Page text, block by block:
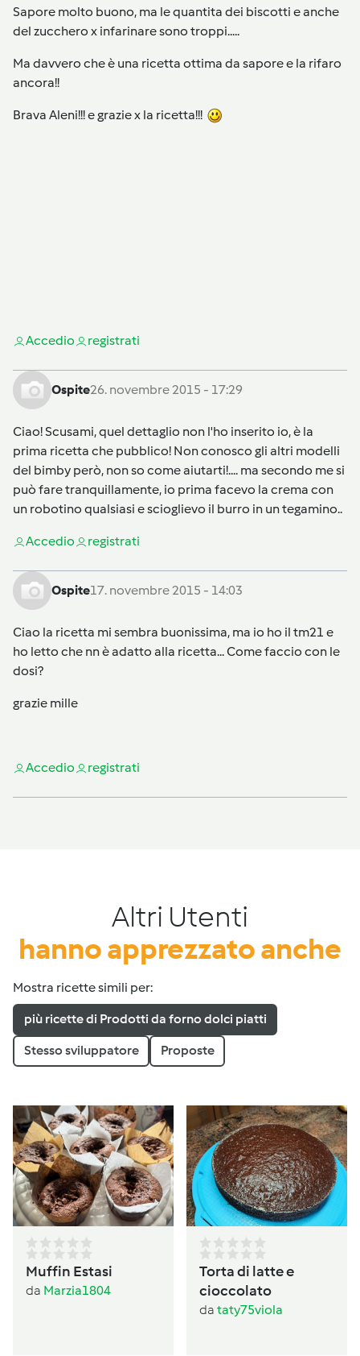
Sapore molto buono, ma le quantita dei biscotti e anche
del zucchero x infarinare sono troppi.....
Ma davvero che è una ricetta ottima da sapore e la rifaro
ancora!!
Brava Aleni!!! e grazie x la ricetta!!!
Accedio registrati
Ospite26. novembre 2015 - 17:29
Ciao! Scusami, quel dettaglio non l'ho inserito io, è la
prima ricetta che pubblico! Non conosco gli altri modelli
del bimby però, non so come aiutarti!.... ma secondo me si
può fare tranquillamente, io prima facevo la crema con
un robotino qualsiasi e scioglievo il burro in un tegamino..
Accedio registrati
Ospite17. novembre 2015 - 14:03
Ciao la ricetta mi sembra buonissima, ma io ho il tm21 e
ho letto che nn è adatto alla ricetta... Come faccio con le
dosi?
grazie mille
Accedio registrati
Altri Utenti
hanno apprezzato anche
Mostra ricette simili per:
più ricette di Prodotti da forno dolci piatti
Stesso sviluppatore Proposte
Muffin Estasi
da Marzia1804
Torta di latte e
cioccolato
da taty75viola